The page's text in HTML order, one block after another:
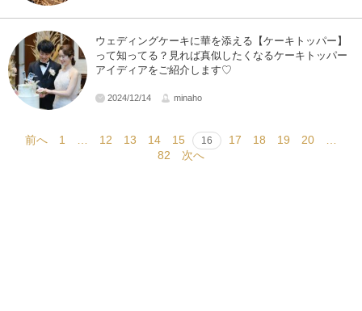
ウェディングケーキに華を添える【ケーキトッパー】
って知ってる？見れば真似したくなるケーキトッパー
アイディアをご紹介します♡
2024/12/14 minaho
前へ 1 … 12 13 14 15 16 17 18 19 20
…
82
次へ